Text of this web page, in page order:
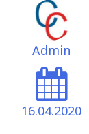
Admin
16.04.2020